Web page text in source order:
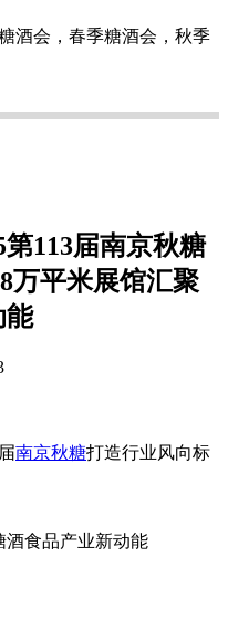
酒会，春季糖酒会，秋季
第113届南京秋糖
平米展馆汇聚
能
南京秋糖打造行业风向标
食品产业新动能